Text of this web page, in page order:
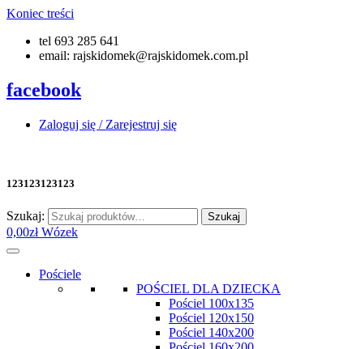
Koniec treści
tel 693 285 641
email: rajskidomek@rajskidomek.com.pl
facebook
Zaloguj się / Zarejestruj się
123123123123
Szukaj: Szukaj
0,00zł Wózek
Pościele
POŚCIEL DLA DZIECKA
Pościel 100x135
Pościel 120x150
Pościel 140x200